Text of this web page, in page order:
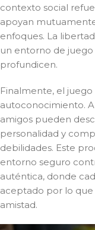
contexto social
apoyan
enfoques. La
un entorno de
profundicen.
Finalmente, el
autoconocimiento.
amigos pueden
personalidad y
debilidades. Este
entorno seguro
auténtica, donde
aceptado por lo que
amistad.